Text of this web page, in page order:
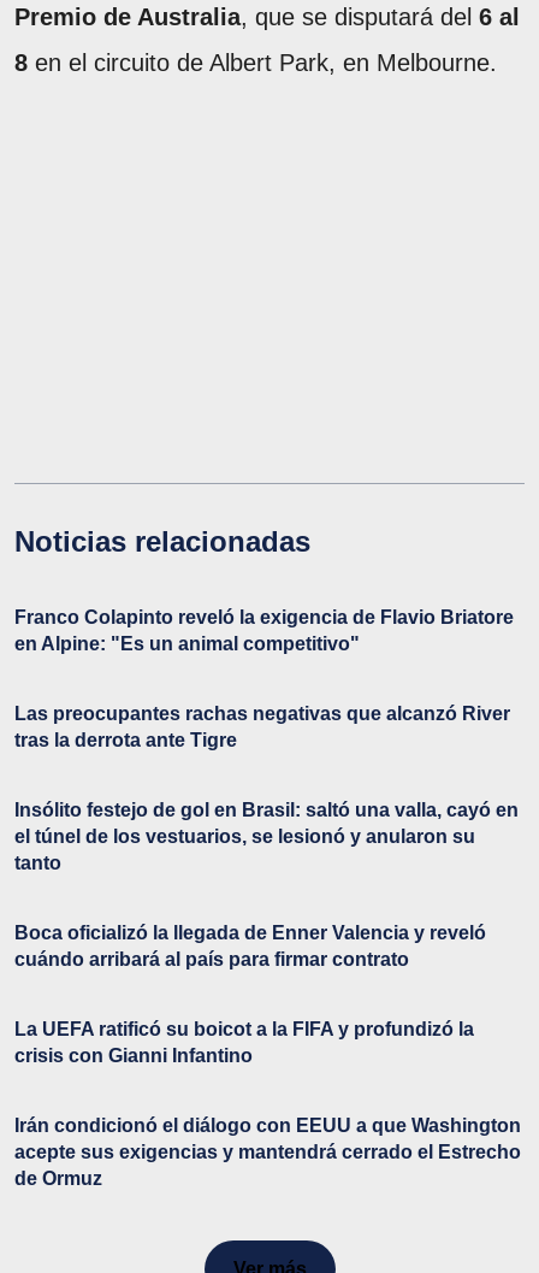
Premio de Australia, que se disputará del 6 al
8 en el circuito de Albert Park, en Melbourne.
Noticias relacionadas
Franco Colapinto reveló la exigencia de Flavio Briatore
en Alpine: "Es un animal competitivo"
Las preocupantes rachas negativas que alcanzó River
tras la derrota ante Tigre
Insólito festejo de gol en Brasil: saltó una valla, cayó en
el túnel de los vestuarios, se lesionó y anularon su
tanto
Boca oficializó la llegada de Enner Valencia y reveló
cuándo arribará al país para firmar contrato
La UEFA ratificó su boicot a la FIFA y profundizó la
crisis con Gianni Infantino
Irán condicionó el diálogo con EEUU a que Washington
acepte sus exigencias y mantendrá cerrado el Estrecho
de Ormuz
Ver más